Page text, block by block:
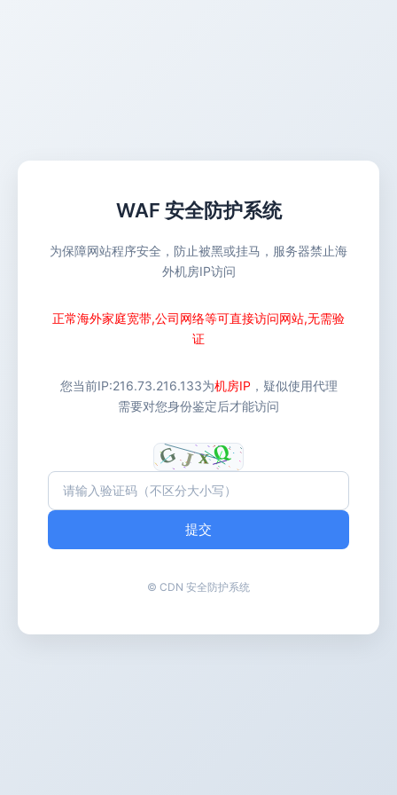
WAF 安全防护系统
为保障网站程序安全，防止被黑或挂马，服务器禁止海
外机房IP访问
正常海外家庭宽带,公司网络等可直接访问网站,无需验
证
您当前IP:216.73.216.133为机房IP ，疑似使用代理
需要对您身份鉴定后才能访问
提交
© CDN 安全防护系统